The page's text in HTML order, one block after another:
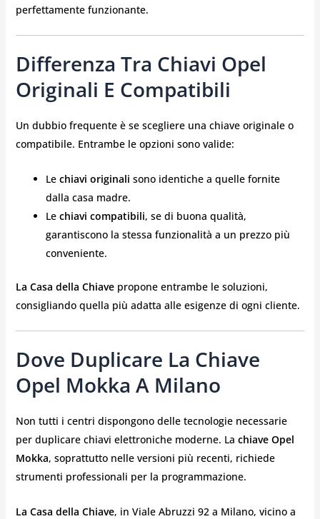
perfettamente funzionante.
Differenza Tra Chiavi Opel
Originali E Compatibili
Un dubbio frequente è se scegliere una chiave originale o
compatibile. Entrambe le opzioni sono valide:
Le chiavi originali sono identiche a quelle fornite
dalla casa madre.
Le chiavi compatibili, se di buona qualità,
garantiscono la stessa funzionalità a un prezzo più
conveniente.
La Casa della Chiavepropone entrambe le soluzioni,
consigliando quella più adatta alle esigenze di ogni cliente.
Dove Duplicare La Chiave
Opel Mokka A Milano
Non tutti i centri dispongono delle tecnologie necessarie
per duplicare chiavi elettroniche moderne. La chiave Opel
Mokka, soprattutto nelle versioni più recenti, richiede
strumenti professionali per la programmazione.
La Casa della Chiave, in Viale Abruzzi 92 a Milano, vicino a